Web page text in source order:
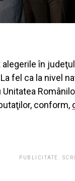
alegerile în
fel ca la nivel
conform,
PUBLICITATE.